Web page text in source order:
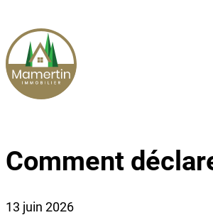
contenu
Comment
13 juin 2026